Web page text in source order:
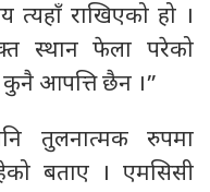
त्यहाँ राखिएको हो ।
स्थान फेला परेको
कुनै आपत्ति छैन ।”
तुलनात्मक रुपमा
बताए । एमसिसी